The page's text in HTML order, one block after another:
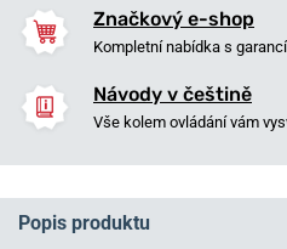
Značkový e-shop
Kompletní nabídka s
Návody v češtině
Vše kolem ovládání vám
Popis produktu